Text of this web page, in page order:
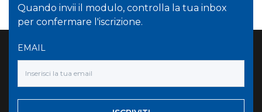
Quando invii il modulo, controlla la tua inbox
per confermare l'iscrizione.
EMAIL